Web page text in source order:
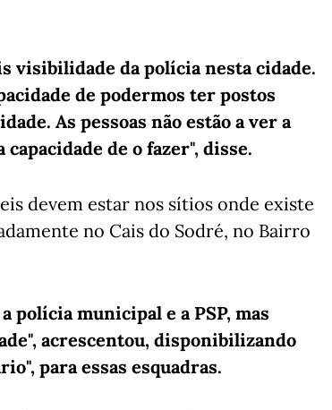
visibilidade da polícia nesta cidade.
de podermos ter postos
As pessoas não estão a ver a
de o fazer", disse.
devem estar nos sítios onde existe
no Cais do Sodré, no Bairro
polícia municipal e a PSP, mas
acrescentou, disponibilizando
para essas esquadras.